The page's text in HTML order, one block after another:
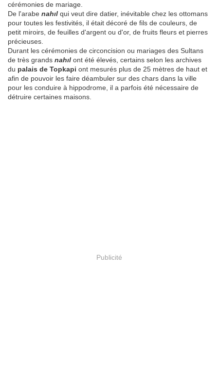
cérémonies de mariage.
De l'arabe nahıl qui veut dire datier, inévitable chez les ottomans
pour toutes les festivités, il était décoré de fils de couleurs, de
petit miroirs, de feuilles d'argent ou d'or, de fruits fleurs et pierres
précieuses.
Durant les cérémonies de circoncision ou mariages des Sultans
de très grands nahıl ont été élevés, certains selon les archives
du palais de Topkapi ont mesurés plus de 25 mètres de haut et
afin de pouvoir les faire déambuler sur des chars dans la ville
pour les conduire à hippodrome, il a parfois été nécessaire de
détruire certaines maisons.
Publicité